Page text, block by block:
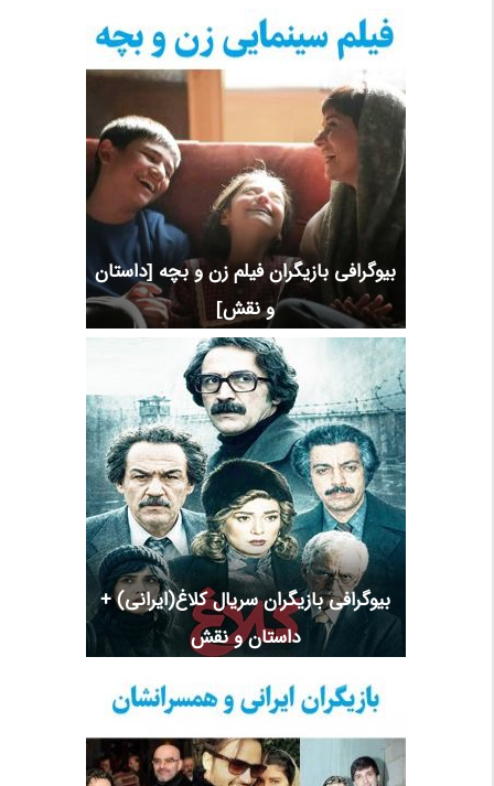
بیوگرافی بازیگران فیلم زن و بچه [داستان
و نقش]
بیوگرافی بازیگران سریال کلاغ(ایرانی) +
داستان و نقش